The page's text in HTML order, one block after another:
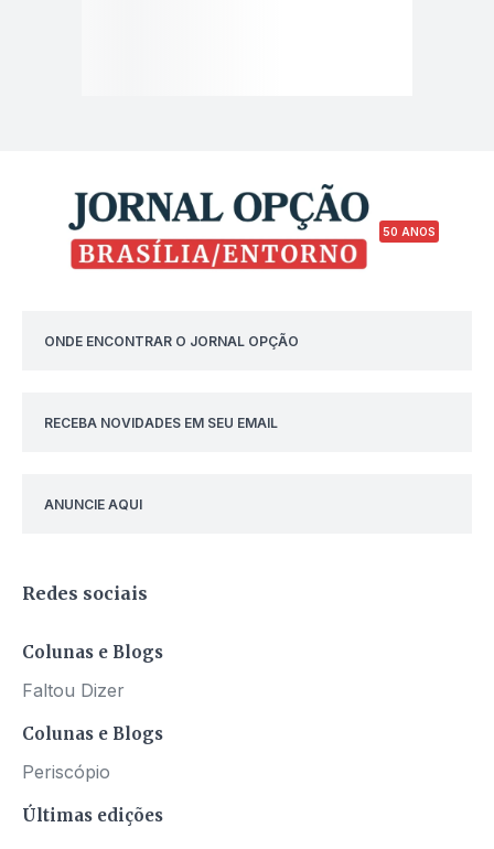
50 ANOS
ONDE ENCONTRAR O JORNAL OPÇÃO
RECEBA NOVIDADES EM SEU EMAIL
ANUNCIE AQUI
Redes sociais
Colunas e Blogs
Faltou Dizer
Colunas e Blogs
Periscópio
Últimas edições